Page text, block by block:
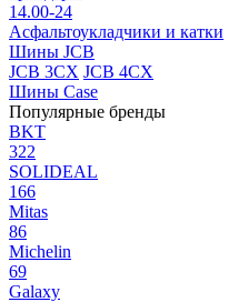
14.00-24
Асфальтоукладчики и катки
Шины JCB
JCB 3CX JCB 4CX
Шины Case
Популярные бренды
BKT
322
SOLIDEAL
166
Mitas
86
Michelin
69
Galaxy